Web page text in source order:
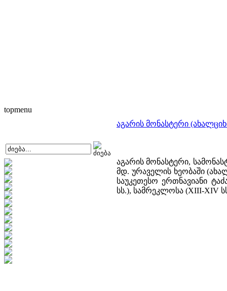
topmenu
აგარის მონასტერი
აგარის მონასტერი,
მდ. ურაველის ხეობაში
საუკეთესო ერთნავიანი
სს.), სამრეკლოსა (XIII-XIV